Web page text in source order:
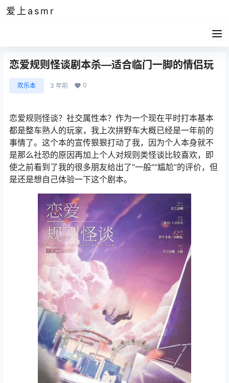
爱上asmr
恋爱规则怪谈剧本杀—适合临门一脚的情侣玩
欢乐本 3 年前 0
恋爱规则怪谈？社交属性本？作为一个现在平时打本基本
都是整车熟人的玩家，我上次拼野车大概已经是一年前的
事情了。这个本的宣传狠狠打动了我，因为个人本身就不
是那么社恐的原因再加上个人对规则类怪谈比较喜欢，即
使之前看到了我的很多朋友给出了“一般”“尴尬”的评价，但
是还是想自己体验一下这个剧本。